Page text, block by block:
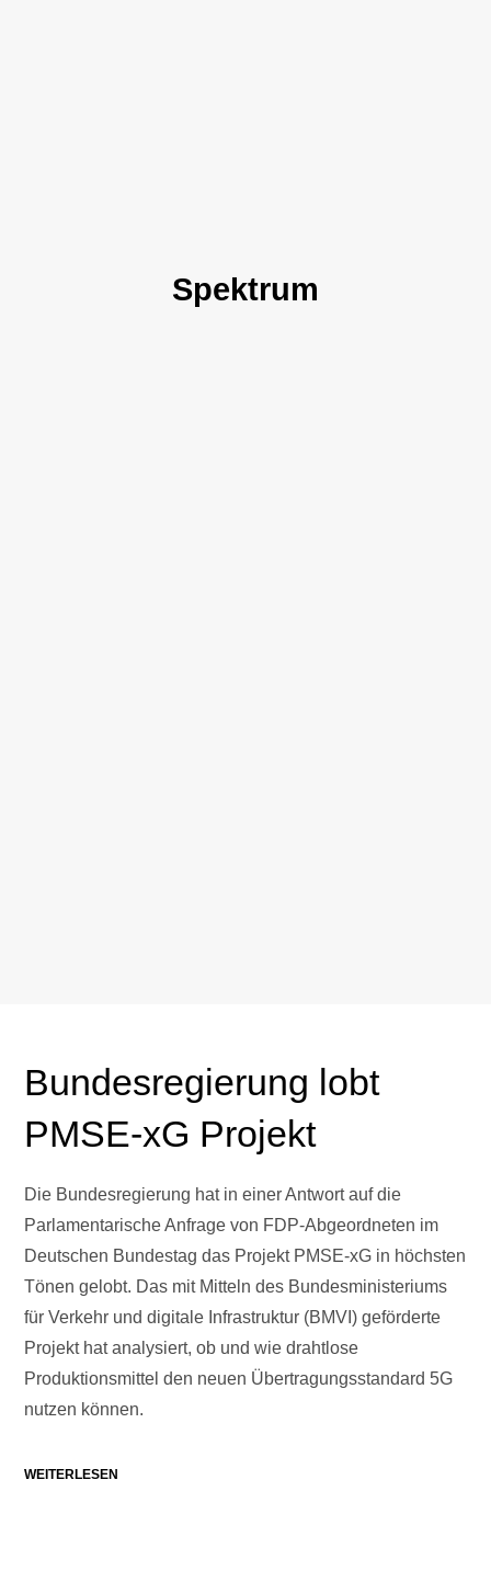
Spektrum
Bundesregierung lobt
PMSE-xG Projekt
Die Bundesregierung hat in einer Antwort auf die
Parlamentarische Anfrage von FDP-Abgeordneten im
Deutschen Bundestag das Projekt PMSE-xG in höchsten
Tönen gelobt. Das mit Mitteln des Bundesministeriums
für Verkehr und digitale Infrastruktur (BMVI) geförderte
Projekt hat analysiert, ob und wie drahtlose
Produktionsmittel den neuen Übertragungsstandard 5G
nutzen können.
WEITERLESEN